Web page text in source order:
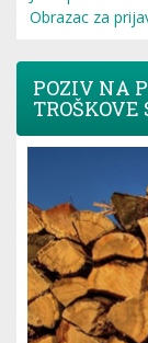
Obrazac za
POZIV NA